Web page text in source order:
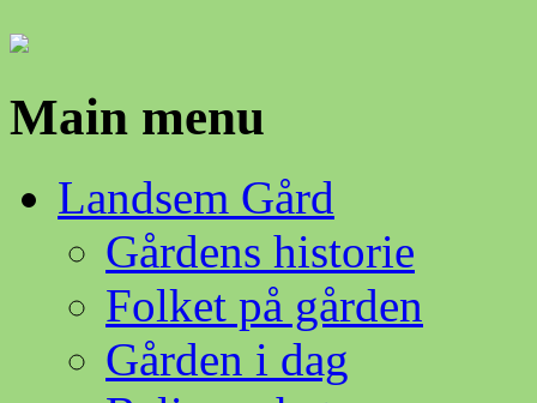
Main menu
to
contentLandsem Gård
Gårdens historie
Folket på gården
Gården i dag